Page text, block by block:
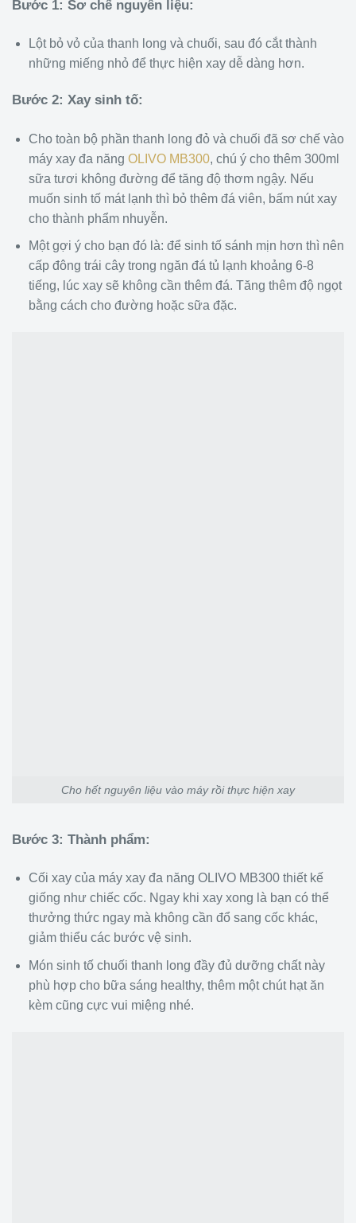
Bước 1: Sơ chế nguyên liệu:
Lột bỏ vỏ của thanh long và chuối, sau đó cắt thành
những miếng nhỏ để thực hiện xay dễ dàng hơn.
Bước 2: Xay sinh tố:
Cho toàn bộ phần thanh long đỏ và chuối đã sơ chế vào
máy xay đa năng OLIVO MB300, chú ý cho thêm 300ml
sữa tươi không đường để tăng độ thơm ngậy. Nếu
muốn sinh tố mát lạnh thì bỏ thêm đá viên, bấm nút xay
cho thành phẩm nhuyễn.
Một gợi ý cho bạn đó là: để sinh tố sánh mịn hơn thì nên
cấp đông trái cây trong ngăn đá tủ lạnh khoảng 6-8
tiếng, lúc xay sẽ không cần thêm đá. Tăng thêm độ ngọt
bằng cách cho đường hoặc sữa đặc.
Cho hết nguyên liệu vào máy rồi thực hiện xay
Bước 3: Thành phẩm:
Cối xay của máy xay đa năng OLIVO MB300 thiết kế
giống như chiếc cốc. Ngay khi xay xong là bạn có thể
thưởng thức ngay mà không cần đổ sang cốc khác,
giảm thiểu các bước vệ sinh.
Món sinh tố chuối thanh long đầy đủ dưỡng chất này
phù hợp cho bữa sáng healthy, thêm một chút hạt ăn
kèm cũng cực vui miệng nhé.